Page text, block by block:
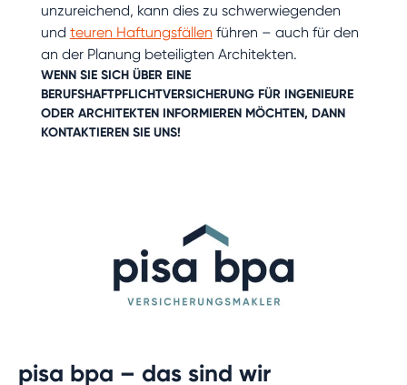
unzureichend, kann dies zu schwerwiegenden
und teuren Haftungsfällen führen – auch für den
an der Planung beteiligten Architekten.
WENN SIE SICH ÜBER EINE
BERUFSHAFTPFLICHTVERSICHERUNGFÜR INGENIEURE
ODER ARCHITEKTEN INFORMIEREN MÖCHTEN, DANN
KONTAKTIERENSIE UNS!
pisa bpa – das sind wir